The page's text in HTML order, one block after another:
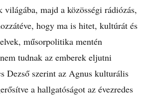
világába, majd a közösségi rádiózás,
hogy ma is hitet, kultúrát és
műsorpolitika mentén
tudnak az emberek eljutni
Dezső szerint az Agnus kulturális
a hallgatóságot az évezredes